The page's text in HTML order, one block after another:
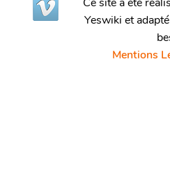
Yeswiki et
Mentions